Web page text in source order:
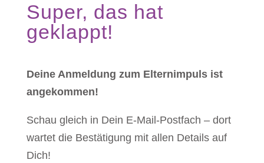
Super, das hat
geklappt!
Deine Anmeldung zum Elternimpuls ist
angekommen!
Schau gleich in Dein E-Mail-Postfach – dort
wartet die Bestätigung mit allen Details auf
Dich!